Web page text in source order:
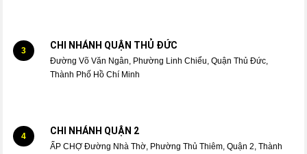
3 CHI NHÁNH QUẬN THỦ ĐỨC
Đường Võ Văn Ngân, Phường Linh Chiểu, Quận Thủ Đức,
Thành Phố Hồ Chí Minh
4 CHI NHÁNH QUẬN 2
ẤP CHỢ Đường Nhà Thờ, Phường Thủ Thiêm, Quận 2, Thành